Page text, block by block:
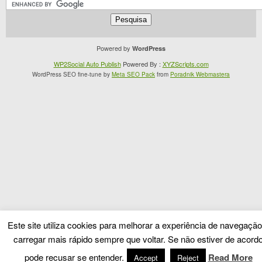
Powered by WordPress
Este site utiliza cookies para melhorar a experiência de
carregar mais rápido sempre que voltar. Se não estiver de
pode recusar se entender.
Accept Reject Read More
WP2Social Auto PublishPowered By : XYZScripts.com
WordPress SEO fine-tune by Meta SEO Pack from Poradnik Webmastera